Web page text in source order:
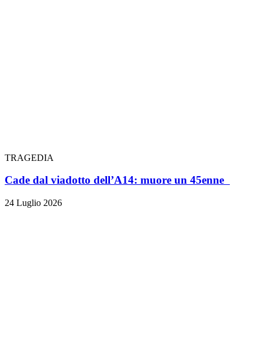
TRAGEDIA
Cade dal viadotto dell’A14: muore un 45enne
24 Luglio 2026